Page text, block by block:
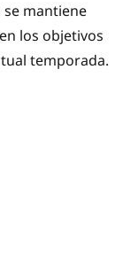
mantiene
los objetivos
temporada.